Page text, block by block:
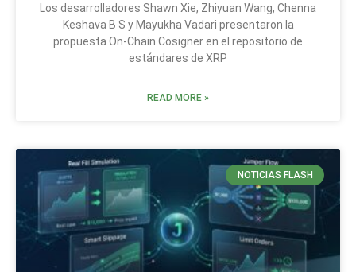
Los desarrolladores Shawn Xie, Zhiyuan Wang, Chenna
Keshava B S y Mayukha Vadari presentaron la
propuesta On-Chain Cosigner en el repositorio de
estándares de XRP
READ MORE »
NOTICIAS FLASH